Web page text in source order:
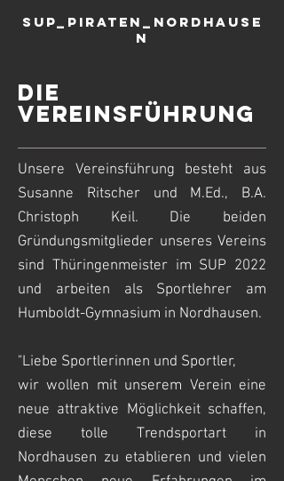
SUP_PIRATEN_NORDHAUSE
N
Die
Vereinsführung
Unsere Vereinsführung besteht aus
Susanne Ritscher und M.Ed., B.A.
Christoph Keil. Die beiden
Gründungsmitglieder unseres Vereins
sind Thüringenmeister im SUP 2022
und arbeiten als Sportlehrer am
Humboldt-Gymnasium in Nordhausen.
"Liebe Sportlerinnen und Sportler,
wir wollen mit unserem Verein eine
neue attraktive Möglichkeit schaffen,
diese tolle Trendsportart in
Nordhausen zu etablieren und vielen